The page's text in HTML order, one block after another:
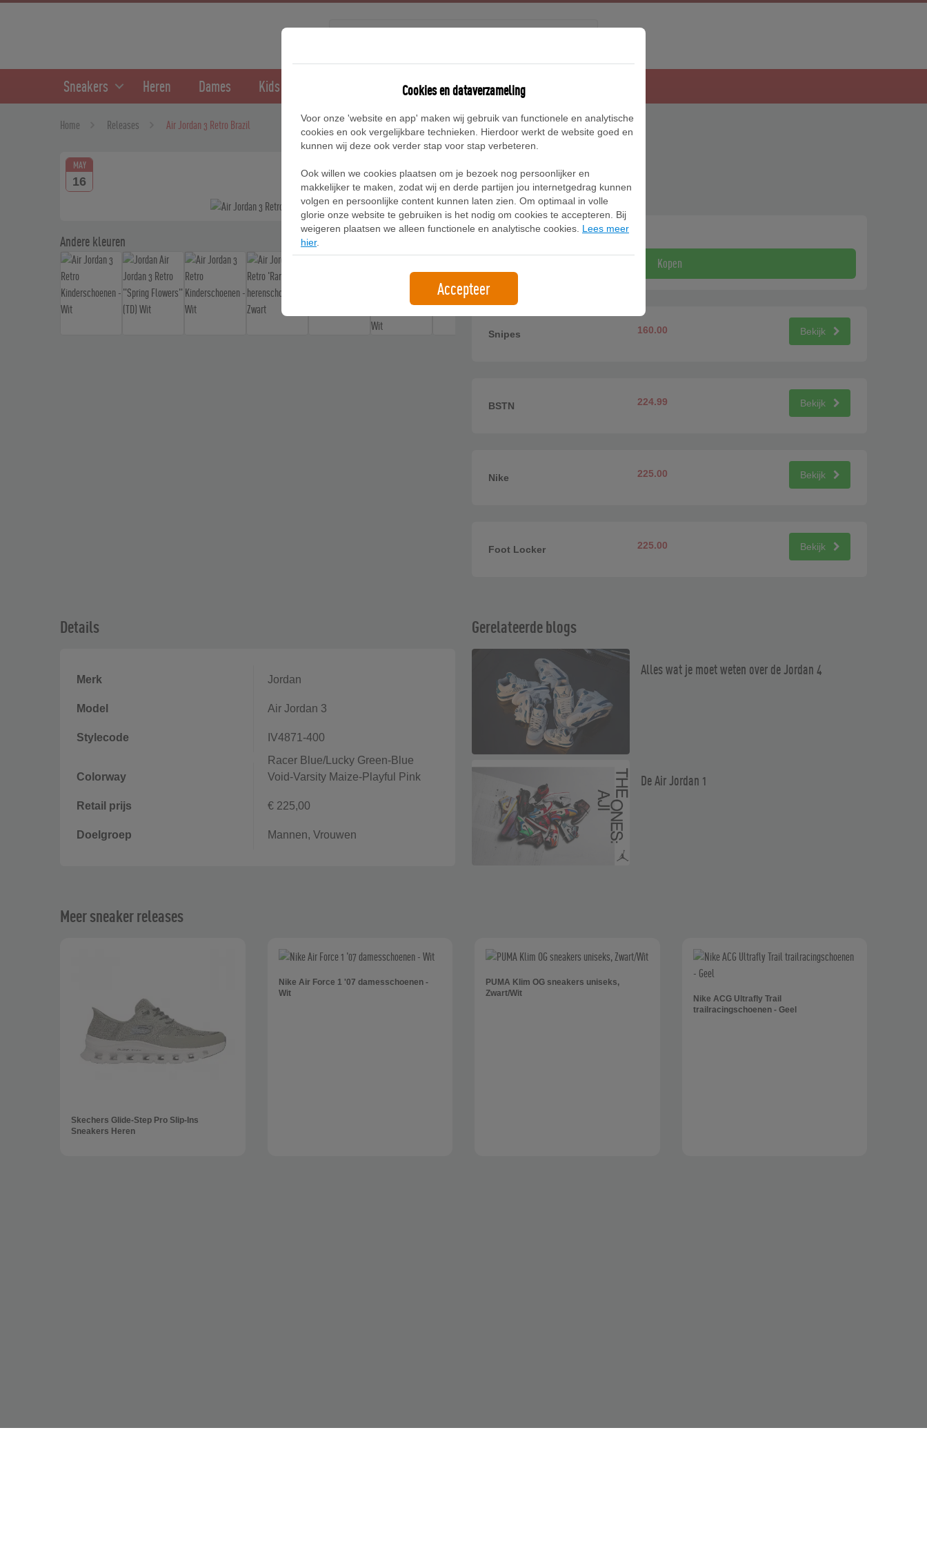
Sneakers Heren Dames Kids
Home Releases Air Jordan 3 Retro Brazil
MAY
16
Andere kleuren
Air Jordan 3 Retro Brazil
IV4871-400
Released
Kopen
Snipes 160.00 Bekijk
BSTN 224.99 Bekijk
Nike 225.00 Bekijk
Foot Locker 225.00 Bekijk
Details
Merk Jordan
Model Air Jordan 3
Stylecode IV4871-400
Colorway
Racer Blue/Lucky Green-Blue
Void-Varsity Maize-Playful Pink
Retail prijs € 225,00
Doelgroep Mannen, Vrouwen
Gerelateerde blogs
Alles wat je moet weten over de Jordan 4
De Air Jordan 1
Meer sneaker releases
Skechers Glide-Step Pro Slip-Ins
Sneakers Heren
Nike Air Force 1 '07 damesschoenen -
Wit
PUMA Klim OG sneakers uniseks,
Zwart/Wit
Nike ACG Ultrafly Trail
trailracingschoenen - Geel
Cookies en dataverzameling
Voor onze 'website en app' maken wij gebruik van functionele en analytische
cookies en ook vergelijkbare technieken. Hierdoor werkt de website goed en
kunnen wij deze ook verder stap voor stap verbeteren.
Ook willen we cookies plaatsen om je bezoek nog persoonlijker en
makkelijker te maken, zodat wij en derde partijen jou internetgedrag kunnen
volgen en persoonlijke content kunnen laten zien. Om optimaal in volle
glorie onze website te gebruiken is het nodig om cookies te accepteren. Bij
weigeren plaatsen we alleen functionele en analytische cookies. Lees meer
hier.
Accepteer